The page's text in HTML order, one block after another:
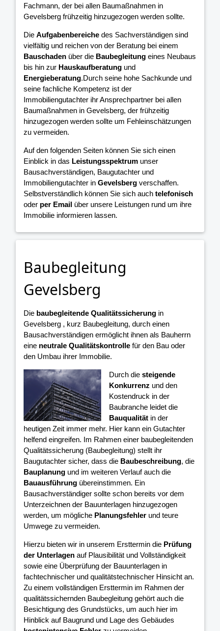
Fachmann, der bei allen Baumaßnahmen in
Gevelsberg frühzeitig hinzugezogen werden sollte.
Die Aufgabenbereiche des Sachverständigen sind
vielfältig und reichen von der Beratung bei einem
Bauschaden über die Baubegleitung eines Neubaus
bis hin zur Hauskaufberatung und
Energieberatung.Durch seine hohe Sachkunde und
seine fachliche Kompetenz ist der
Immobiliengutachter ihr Ansprechpartner bei allen
Baumaßnahmen in Gevelsberg, der frühzeitig
hinzugezogen werden sollte um Fehleinschätzungen
zu vermeiden.
Auf den folgenden Seiten können Sie sich einen
Einblick in das Leistungsspektrum unser
Bausachverständigen, Baugutachter und
Immobiliengutachter in Gevelsberg verschaffen.
Selbstverständlich können Sie sich auch telefonisch
oder per Email über unsere Leistungen rund um ihre
Immobilie informieren lassen.
Baubegleitung
Gevelsberg
Die baubegleitende Qualitätssicherung in
Gevelsberg , kurz Baubegleitung, durch einen
Bausachverständigen ermöglicht ihnen als Bauherrn
eine neutrale Qualitätskontrolle für den Bau oder
den Umbau ihrer Immobilie.
Durch diesteigende
Konkurrenz und den
Kostendruck in der
Baubranche leidet die
Bauqualität in der
heutigen Zeit immer mehr. Hier kann ein Gutachter
helfend eingreifen. Im Rahmen einer baubegleitenden
Qualitätssicherung (Baubegleitung) stellt ihr
Baugutachter sicher, dass die Baubeschreibung, die
Bauplanung und im weiteren Verlauf auch die
Bauausführung übereinstimmen. Ein
Bausachverständiger sollte schon bereits vor dem
Unterzeichnen der Bauunterlagen hinzugezogen
werden, um mögliche Planungsfehler und teure
Umwege zu vermeiden.
Hierzu bieten wir in unserem Ersttermin die Prüfung
der Unterlagen auf Plausibilität und Vollständigkeit
sowie eine Überprüfung der Bauunterlagen in
fachtechnischer und qualitätstechnischer Hinsicht an.
Zu einem vollständigen Ersttermin im Rahmen der
qualitätssichernden Baubegleitung gehört auch die
Besichtigung des Grundstücks, um auch hier im
Hinblick auf Baugrund und Lage des Gebäudes